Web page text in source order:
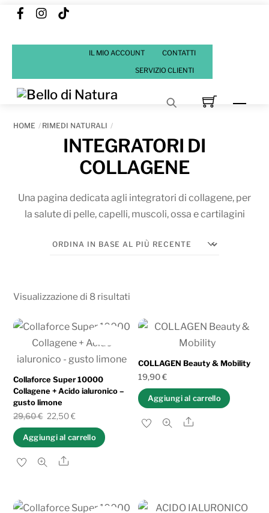
Skip
content
FacebookInstagram
IL MIO ACCOUNT CONTATTI
SERVIZIO CLIENTI
HOME RIMEDI NATURALI
INTEGRATORI DI
COLLAGENE
Una pagina dedicata agli integratori di collagene, per
la salute di pelle, capelli, muscoli, ossa e cartilagini
Visualizzazione di 8 risultati
base
più
recente
Collaforce Super 10000
Collagene + Acido ialuronico –
gusto limone
29,60€ Il
originale
era:
22,50€
prezzo
attuale
Aggiungi al carrello
Share
COLLAGEN Beauty & Mobility
19,90€
Aggiungi al carrello
Share